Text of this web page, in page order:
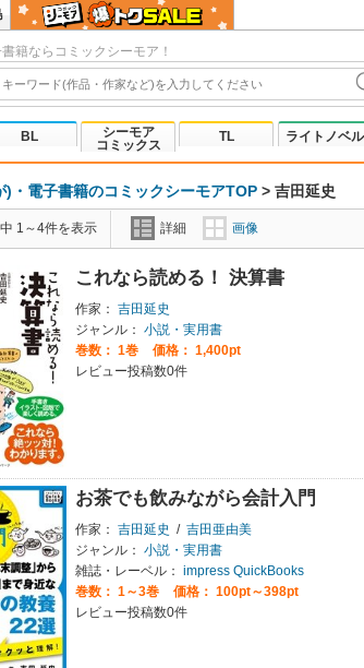
籍ならコミックシーモア！
BL
シーモア
コミックス
TL ライトノベル
)・電子書籍のコミックシーモアTOP > 吉田延史
1～4件を表示 詳細 画像
これなら読める！ 決算書
作家： 吉田延史
ジャンル： 小説・実用書
巻数： 1巻
価格： 1,400pt
レビュー投稿数0件
お茶でも飲みながら会計入門
作家： 吉田延史 / 吉田亜由美
ジャンル： 小説・実用書
雑誌・レーベル： impress QuickBooks
巻数： 1～3巻
価格： 100pt～398pt
レビュー投稿数0件